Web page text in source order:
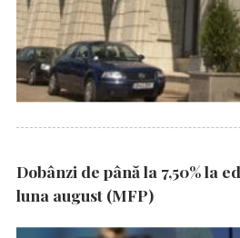
Dobânzi de până la 7,50% la
luna august (MFP)